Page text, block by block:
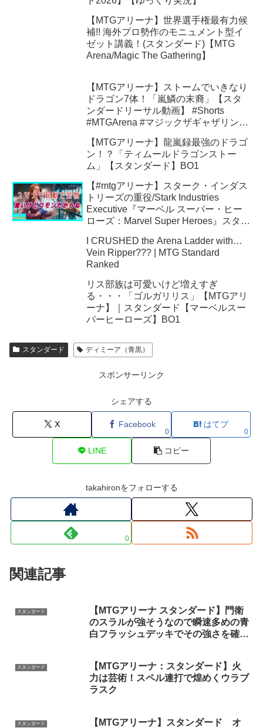
【MTGアリーナ】世界選手権最有力候
補!! 海外プロ勢作のモニュメント型イ
ゼット講義！(スタンダード)【MTG
Arena/Magic The Gathering】
【MTGアリーナ】ストームでいきなり
ドラゴン7体！「嵐鱗の末裔」【スタ
ンダードリーサル動画】 #Shorts
#MTGArena #マジックザギャザリング
【MTGアリーナ】龍嵐録最強のドラゴ
ン！？「ティムールドラゴンストー
ム」【スタンダード】BO1
【#mtgアリーナ】スターク・インダス
トリーズの重役/Stark Industries
Executive『マーベル スーパー・ヒー
ローズ：Marvel Super Heroes』スタン
I CRUSHED the Arena Ladder with…
Vein Ripper??? | MTG Standard
Ranked
リス部族は可愛いけど増えすぎ
る・・・「ゴルガリリス」【MTGアリ
ーナ】｜スタンダード【マーベルスー
パーヒーローズ】BO1
スタンダード ディミーア（青黒）
スポンサーリンク
シェアする
X Facebook
0
はてブ
0
LINE コピー
takahironをフォローする
0
関連記事
スタンダード
【MTGアリーナ スタンダード】門衛
のスラルが強そうなので瞬速多めの青
白フラッシュデッキでその強さを確か
スタンダード
【MTGアリーナ：スタンダード】火
力は芸術！スペル連打で煌めくウラブ
ラスク
スタンダード
【MTGアリーナ】スタンダード オ